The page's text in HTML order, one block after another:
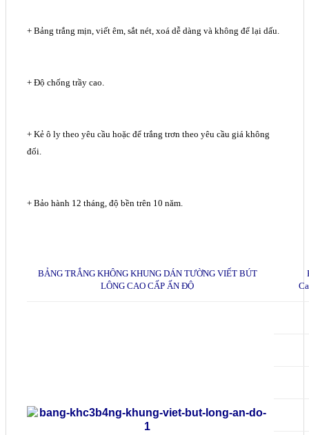
+ Bảng trắng mịn, viết êm, sắt nét, xoá dễ dàng và không để lại dấu.
+ Độ chống trầy cao.
+ Kẻ ô ly theo yêu cầu hoặc để trắng trơn theo yêu cầu giá không
đổi.
+ Bảo hành 12 tháng, độ bền trên 10 năm.
BẢNG TRẮNG KHÔNG KHUNG DÁN TƯỜNG VIẾT BÚT
LÔNG CAO CẤP ẤN ĐỘ